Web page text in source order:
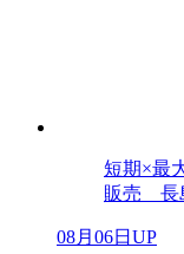
短期×最
販売 長
08月06日UP